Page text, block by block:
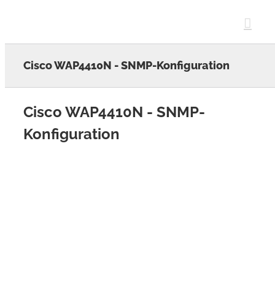
Cisco WAP4410N - SNMP-Konfiguration
Cisco WAP4410N - SNMP-
Konfiguration